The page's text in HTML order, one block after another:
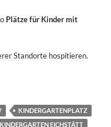
Plätze für Kinder mit
Standorte hospitieren.
KINDERGARTENPLATZ
EICHSTÄTT